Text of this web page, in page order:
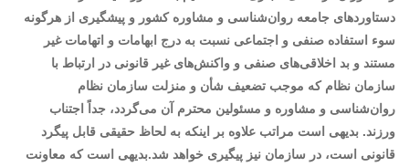
دستاوردهای جامعه روان‌شناسی و مشاوره کشور و پیشگیری از هرگونه
سوء استفاده صنفی و اجتماعی نسبت به درج ابهامات و اتهامات غیر
مستند و بد اخلاقی‌های صنفی و واکنش‌های غیر قانونی در ارتباط با
سازمان نظام که موجب تضعیف شأن و منزلت سازمان نظام
روان‌شناسی و مشاوره و مسئولین محترم آن می‌گردد، جداً اجتناب
ورزند. بدیهی است مراتب علاوه بر اینکه به لحاظ حقیقی قابل پیگرد
قانونی است‌، در سازمان نیز پیگیری خواهد شد.بدیهی است که معاونت